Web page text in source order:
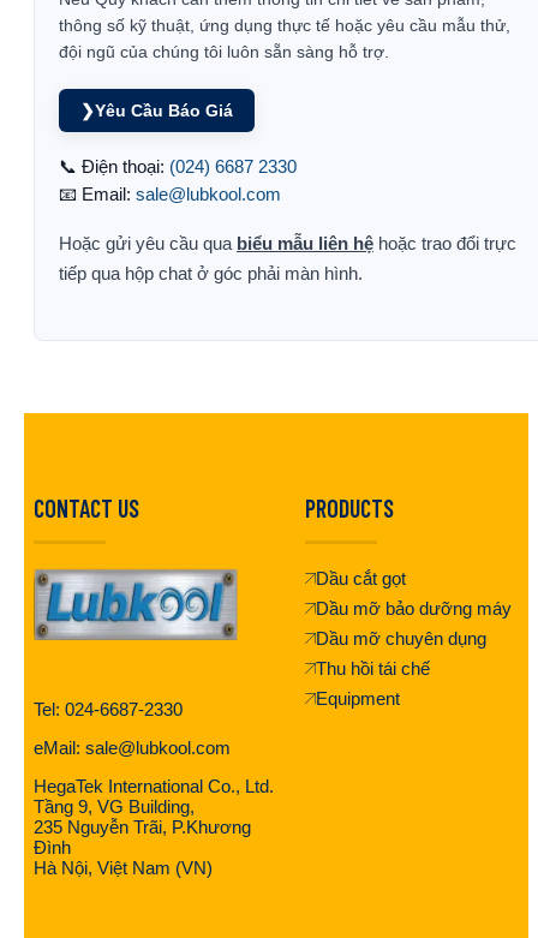
thông số kỹ thuật, ứng dụng thực tế hoặc yêu cầu mẫu thử,
đội ngũ của chúng tôi luôn sẵn sàng hỗ trợ.
❯Yêu Cầu Báo Giá
📞 Điện thoại: (024) 6687 2330
📧 Email: sale@lubkool.com
Hoặc gửi yêu cầu qua biểu mẫu liên hệ hoặc trao đổi trực
tiếp qua hộp chat ở góc phải màn hình.
CONTACT US
Tel: 024-6687-2330
eMail: sale@lubkool.com
HegaTek International Co., Ltd.
Tầng 9, VG Building,
235 Nguyễn Trãi, P.Khương
Đình
Hà Nội, Việt Nam (VN)
PRODUCTS
Dầu cắt gọt
Dầu mỡ bảo dưỡng máy
Dầu mỡ chuyên dụng
Thu hồi tái chế
Equipment